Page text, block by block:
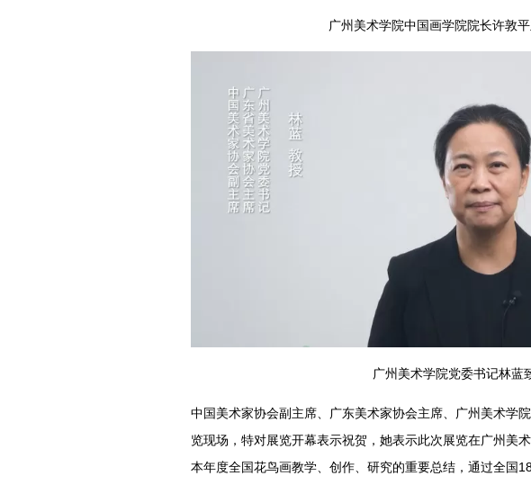
广州美术学院中国画学院院长许敦
广州美术学院党委书记林蓝
中国美术家协会副主席、广东美术家协会主席、广州美术学
览现场，特对展览开幕表示祝贺，她表示此次展览在广州美
本年度全国花鸟画教学、创作、研究的重要总结，通过全国